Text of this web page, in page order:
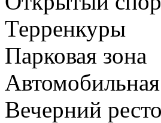
Терренкуры
Парковая зона
Вечерний